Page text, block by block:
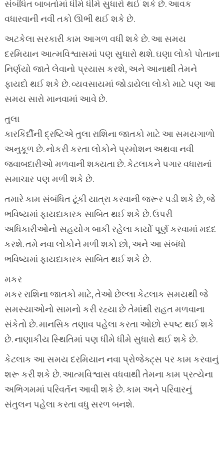
સંબંધિત બાબતોમાં ધીમે ધીમે સુધારો થઈ શકે છે. આવક
વધારવાની નવી તકો ઊભી થઈ શકે છે.
અટકેલા સરકારી કામ આગળ વધી શકે છે. આ સમય
દરમિયાન આત્મવિશ્વાસમાં પણ સુધારો થશે. ઘણા લોકો પોતાના
નિર્ણયો જાતે લેવાનો પ્રયાસ કરશે, અને આનાથી તેમને
ફાયદો થઈ શકે છે. વ્યવસાયમાં જોડાયેલા લોકો માટે પણ આ
સમય સારો માનવામાં આવે છે.
તુલા
કારકિર્દીની દ્રષ્ટિએ તુલા રાશિના જાતકો માટે આ સમયગાળો
અનુકૂળ છે. નોકરી કરતા લોકોને પ્રમોશન અથવા નવી
જવાબદારીઓ મળવાની શક્યતા છે. કેટલાકને પગાર વધારાનાં
સમાચાર પણ મળી શકે છે.
તમારે કામ સંબંધિત ટૂંકી યાત્રા કરવાની જરૂર પડી શકે છે, જે
ભવિષ્યમાં ફાયદાકારક સાબિત થઈ શકે છે. ઉપરી
અધિકારીઓનો સહયોગ બાકી રહેલા કાર્યો પૂર્ણ કરવામાં મદદ
કરશે. તમે નવા લોકોને મળી શકો છો, અને આ સંબંધો
ભવિષ્યમાં ફાયદાકારક સાબિત થઈ શકે છે.
મકર
મકર રાશિના જાતકો માટે, તેઓ છેલ્લા કેટલાક સમયથી જે
સમસ્યાઓનો સામનો કરી રહ્યા છે તેમાંથી રાહત મળવાના
સંકેતો છે. માનસિક તણાવ પહેલા કરતા ઓછો સ્પષ્ટ થઈ શકે
છે. નાણાકીય સ્થિતિમાં પણ ધીમે ધીમે સુધારો થઈ શકે છે.
કેટલાક આ સમય દરમિયાન નવા પ્રોજેક્ટ્સ પર કામ કરવાનું
શરૂ કરી શકે છે. આત્મવિશ્વાસ વધવાથી તેમના કામ પ્રત્યેના
અભિગમમાં પરિવર્તન આવી શકે છે. કામ અને પરિવારનું
સંતુલન પહેલા કરતા વધુ સરળ બનશે.